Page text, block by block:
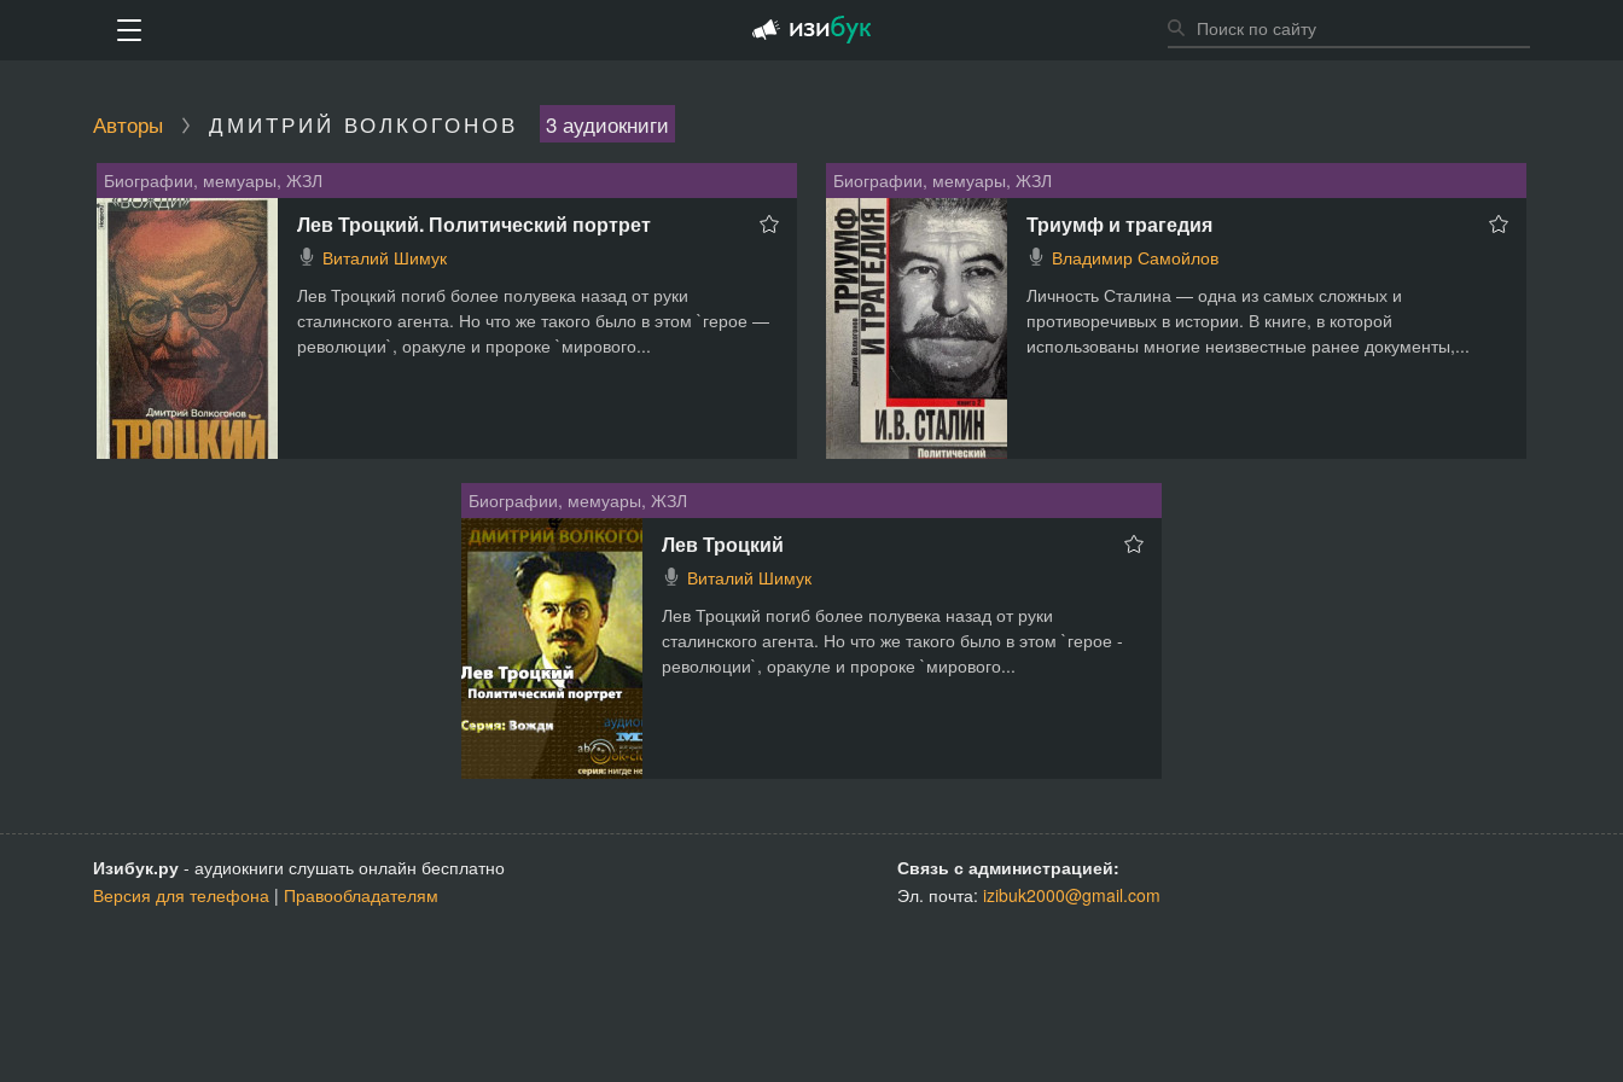
Авторы ДМИТРИЙ ВОЛКОГОНОВ 3 аудиокниги
Биографии, мемуары, ЖЗЛ
Лев Троцкий. Политический портрет
Виталий Шимук
Лев Троцкий погиб более полувека назад от руки
сталинского агента. Но что же такого было в этом `герое —
революции`, оракуле и пророке `мирового...
Биографии, мемуары, ЖЗЛ
Триумф и трагедия
Владимир Самойлов
Личность Сталина — одна из самых сложных и
противоречивых в истории. В книге, в которой
использованы многие неизвестные ранее документы,...
Биографии, мемуары, ЖЗЛ
Лев Троцкий
Виталий Шимук
Лев Троцкий погиб более полувека назад от руки
сталинского агента. Но что же такого было в этом `герое -
революции`, оракуле и пророке `мирового...
Изибук.ру - аудиокниги слушать онлайн бесплатно
Версия для телефона | Правообладателям
Связь с администрацией:
Эл. почта: izibuk2000@gmail.com